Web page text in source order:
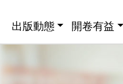
出版動態 開卷有益